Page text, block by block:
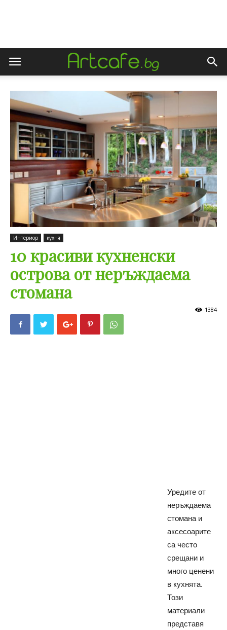
Интериор кухня
10 красиви кухненски
острова от неръждаема
стомана
1384
Уредите от
неръждаема
стомана и
аксесоарите
са често
срещани и
много ценени
в кухнята.
Този
материали
представя